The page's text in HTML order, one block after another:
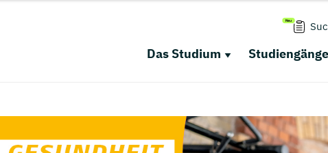
Das Studium Studiengänge